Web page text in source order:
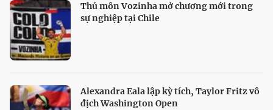
Thủ môn Vozinha mở chương mới trong
sự nghiệp tại Chile
Alexandra Eala lập kỳ tích, Taylor Fritz vô
địch Washington Open